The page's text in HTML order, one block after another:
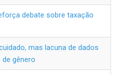
debate sobre taxação
mas lacuna de dados
de gênero